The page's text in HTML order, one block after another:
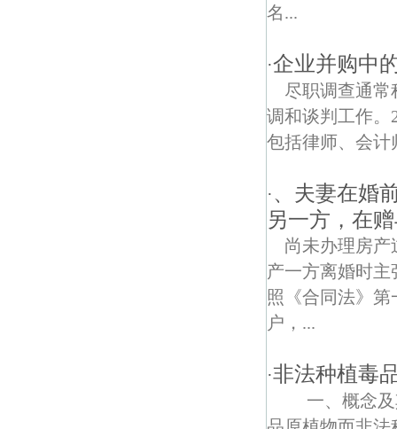
名...
·企业并购中
尽职调查通常
调和谈判工作。
包括律师、会计
·、夫妻在婚
另一方，在
尚未办理房
产一方离婚时
照《合同法》
户，...
·非法种植毒
一、概念及